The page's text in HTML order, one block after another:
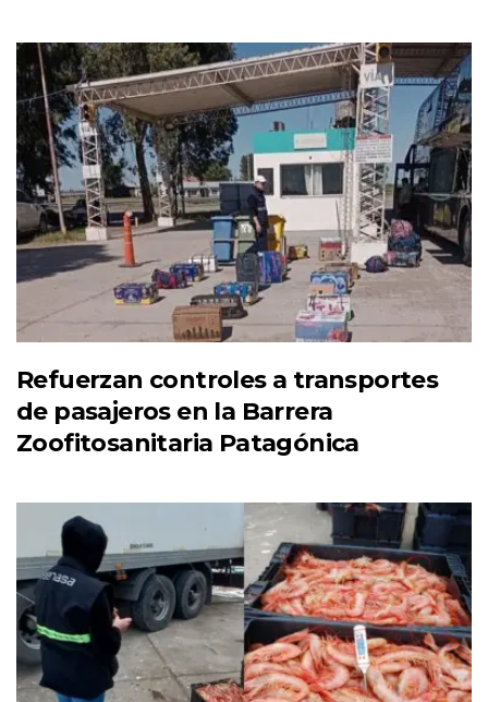
Refuerzan controles a transportes
de pasajeros en la Barrera
Zoofitosanitaria Patagónica